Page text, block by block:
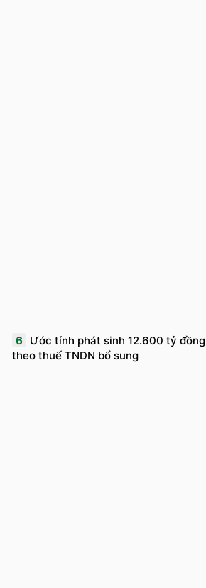
6 Ước tính phát sinh 12.600 tỷ đồng
theo thuế TNDN bổ sung